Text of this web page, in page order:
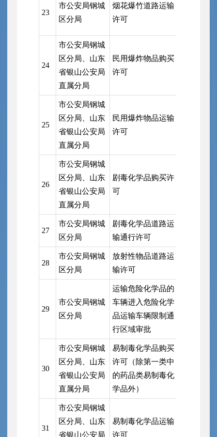
23
市公安局钢城
区分局
烟花爆竹道路运输
许可
24
市公安局钢城
区分局、山东
省银山公安局
直属分局
民用爆炸物品购买
许可
25
市公安局钢城
区分局、山东
省银山公安局
直属分局
民用爆炸物品运输
许可
26
市公安局钢城
区分局、山东
省银山公安局
直属分局
剧毒化学品购买许
可
27
市公安局钢城
区分局
剧毒化学品道路运
输通行许可
28
市公安局钢城
区分局
放射性物品道路运
输许可
29
市公安局钢城
区分局
运输危险化学品的
车辆进入危险化学
品运输车辆限制通
行区域审批
30
市公安局钢城
区分局、山东
省银山公安局
直属分局
易制毒化学品购买
许可（除第一类中
的药品类易制毒化
学品外）
31
市公安局钢城
区分局、山东
省银山公安局
易制毒化学品运输
许可